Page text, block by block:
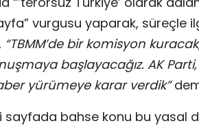
vurgusu yaparak, süreçle
“TBMM’de bir komisyon
başlayacağız. AK
yürümeye karar verdik”
sayfada bahse konu bu yasal